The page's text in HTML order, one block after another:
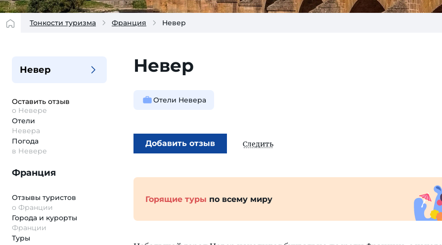
Тонкости туризма Франция Невер
Невер
Оставить отзыв
о Невере
Отели
Невера
Погода
в Невере
Франция
Отзывы туристов
о Франции
Города и курорты
Франции
Туры
Невер
Отели Невера
Добавить отзыв Следить
Горящие туры по всему миру